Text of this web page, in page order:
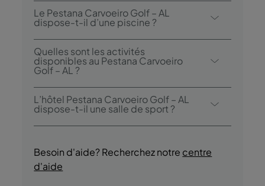
Le Pestana Carvoeiro Golf – AL dispose d’un
restaurant: Clubhouse Gramacho.
Le Pestana Carvoeiro Golf – AL
dispose-t-il d’une piscine ?
Oui, l’hôtel dispose d’une piscine
extérieure.
Quelles sont les activités
disponibles au Pestana Carvoeiro
Golf – AL ?
Le Pestana Carvoeiro Golf – AL propose les
activités/services suivants (des frais
- Golf
- Parc aquatique
L’hôtel Pestana Carvoeiro Golf – AL
dispose-t-il une salle de sport ?
pendant leur séjour.
Besoin d'aide? Recherchez notre centre
d'aide